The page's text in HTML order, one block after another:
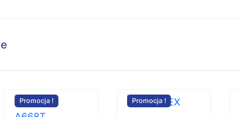
Promocja ! Promocja !